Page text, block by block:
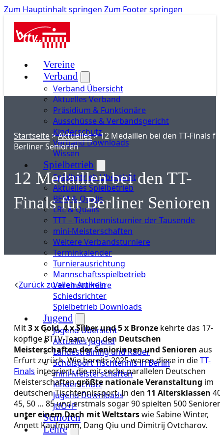
Zum Hauptinhalt springen Zum Footer springen
Vereine
Verband
Verband Übersicht
Aktuelles Verband
Präsidium & Funktionäre
Ausschüsse & Verbandsgericht
Kinderschutz
Verband Downloads
Wissen
Spielbetrieb
Spielbetrieb Übersicht
Aktuelles Spielbetrieb
BEM & Qualis
LRL & Qualis
TTT – Tischtennisturnier der Tausende
mini-Meisterschaften
Weitere Verbandsturniere
Terminkalender
Turnierausrichtung
Mannschaftsspielbetrieb
Vereinsturniere
Schiedsrichter
Spielbetrieb Downloads
Jugend
Jugend Übersicht
Aktuelles Jugend
Landestraining und Kader
Schulsport Tischtennis in Berlin
mini-Meisterschaften
Kinderschutz
Jugend Downloads
JtfO+P
Senioren
Lehre
Startseite>Aktuelles>12 Medaillen bei den TT-Finals
Berliner Senioren
12 Medaillen bei den TT-
Finals für Berliner Senioren
Zurück zu allen Artikeln
Mit3 x Gold, 4 x Silber und 5 x Bronze kehrte das 17-
köpfige BTTV-Team von den Deutschen
Meisterschaften der Seniorinnen und Senioren aus
Erfurt zurück. Wie bereits 2025 waren diese in dieTT-
Finals integriert, die mit sechs parallelen Deutschen
Meisterschaftengrößte nationale Veranstaltung im
deutschen Tischtennissport. In den 11 Altersklassen
45, 50 … 85 und erstmals sogar 90 spielten 500
unter einem Dach mit Weltstarswie Sabine Winter,
Annett Kaufmann, Dang Qiu und Dimitrij Ovtcharov.